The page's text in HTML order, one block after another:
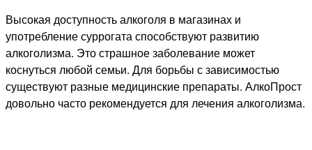
Высокая доступность алкоголя в магазинах и
употребление суррогата способствуют развитию
алкоголизма. Это страшное заболевание может
коснуться любой семьи. Для борьбы с зависимостью
существуют разные медицинские препараты. АлкоПрост
довольно часто рекомендуется для лечения алкоголизма.